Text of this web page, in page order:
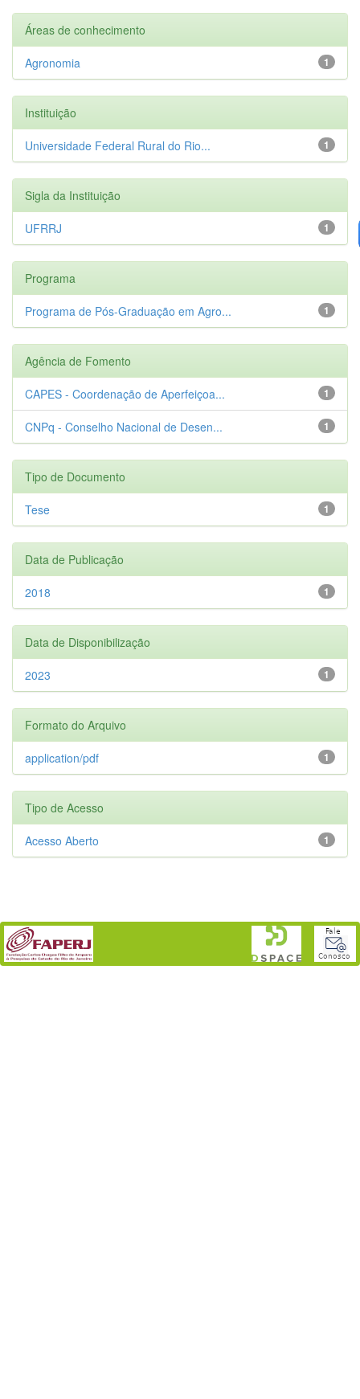
Áreas de conhecimento
1
Agronomia
Instituição
1
Universidade Federal Rural do Rio...
Sigla da Instituição
1
UFRRJ
Programa
1
Programa de Pós-Graduação em Agro...
Agência de Fomento
1
CAPES - Coordenação de Aperfeiçoa...
1
CNPq - Conselho Nacional de Desen...
Tipo de Documento
1
Tese
Data de Publicação
1
2018
Data de Disponibilização
1
2023
Formato do Arquivo
1
application/pdf
Tipo de Acesso
1
Acesso Aberto